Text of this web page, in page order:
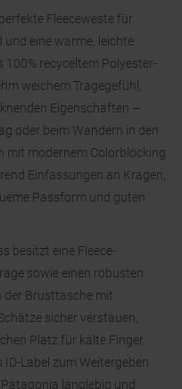
Fleeceweste für
und eine warme, leichte
recyceltem Polyester-
weichem Tragegefühl,
Eigenschaften –
oder beim Wandern in den
mit modernem Colorblocking
Einfassungen an Kragen,
Passform und guten
besitzt eine Fleece-
sowie einen robusten
der Brusttasche mit
sicher verstauen,
Platz für kalte Finger.
Label zum Weitergeben
langlebig und